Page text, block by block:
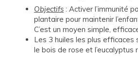
Objectifs : Activer l’immunité
plantaire pour maintenir
C’est un moyen simple,
Les 3 huiles les plus efficaces
le bois de rose et l’eucalyptus